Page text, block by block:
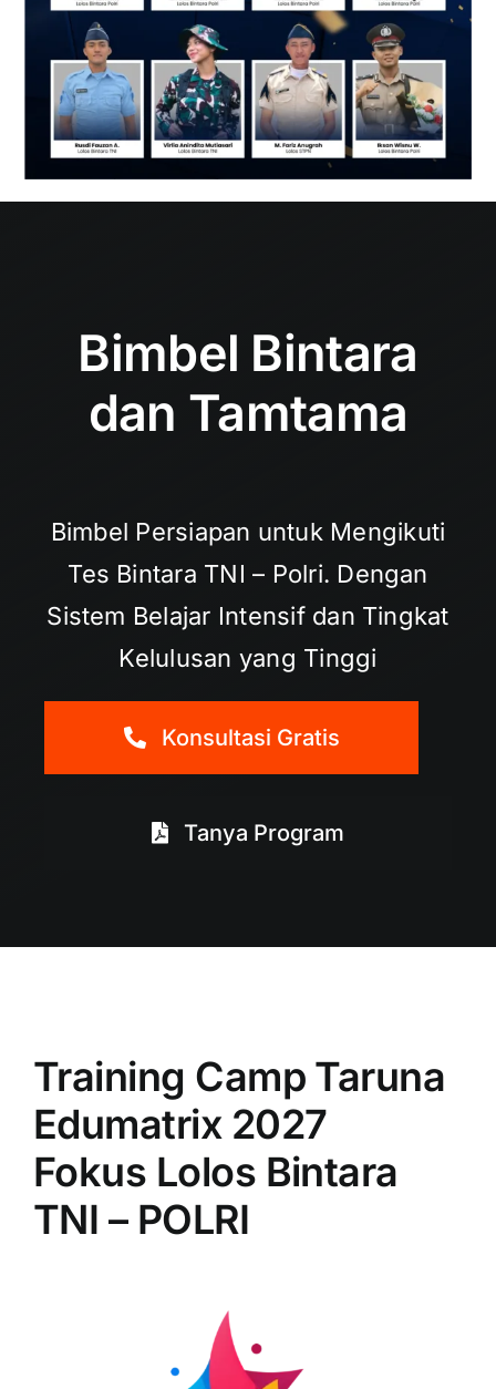
Bimbel Bintara
dan Tamtama
Bimbel Persiapan untuk Mengikuti
Tes Bintara TNI – Polri. Dengan
Sistem Belajar Intensif dan Tingkat
Kelulusan yang Tinggi
Konsultasi Gratis
Tanya Program
Training Camp Taruna
Edumatrix 2027
Fokus Lolos Bintara
TNI – POLRI